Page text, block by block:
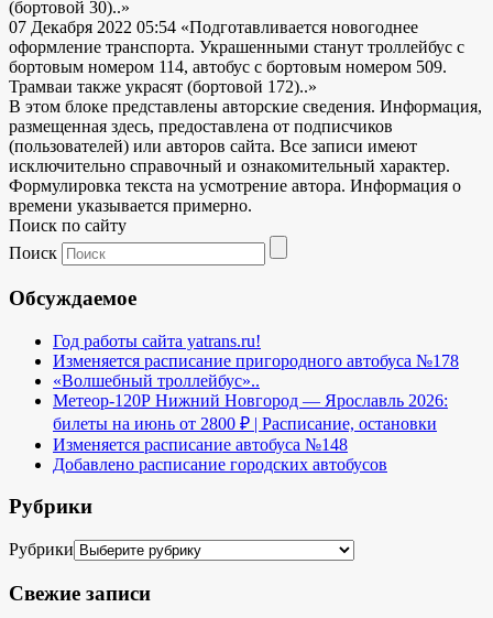
(бортовой 30)..»
07 Декабря 2022 05:54 «Подготавливается новогоднее
оформление транспорта. Украшенными станут троллейбус с
бортовым номером 114, автобус с бортовым номером 509.
Трамваи также украсят (бортовой 172)..»
В этом блоке представлены авторские сведения. Информация,
размещенная здесь, предоставлена от подписчиков
(пользователей) или авторов сайта. Все записи имеют
исключительно справочный и ознакомительный характер.
Формулировка текста на усмотрение автора. Информация о
времени указывается примерно.
Поиск по сайту
Поиск
Обсуждаемое
Год работы сайта yatrans.ru!
Изменяется расписание пригородного автобуса №178
«Волшебный троллейбус»..
Метеор-120Р Нижний Новгород — Ярославль 2026:
билеты на июнь от 2800 ₽ | Расписание, остановки
Изменяется расписание автобуса №148
Добавлено расписание городских автобусов
Рубрики
Рубрики
Свежие записи